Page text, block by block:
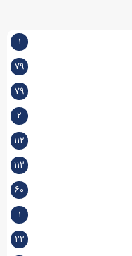
۱
۷۹
۷۹
۲
۱۱۲
۱۱۲
۶۰
۱
۲۲